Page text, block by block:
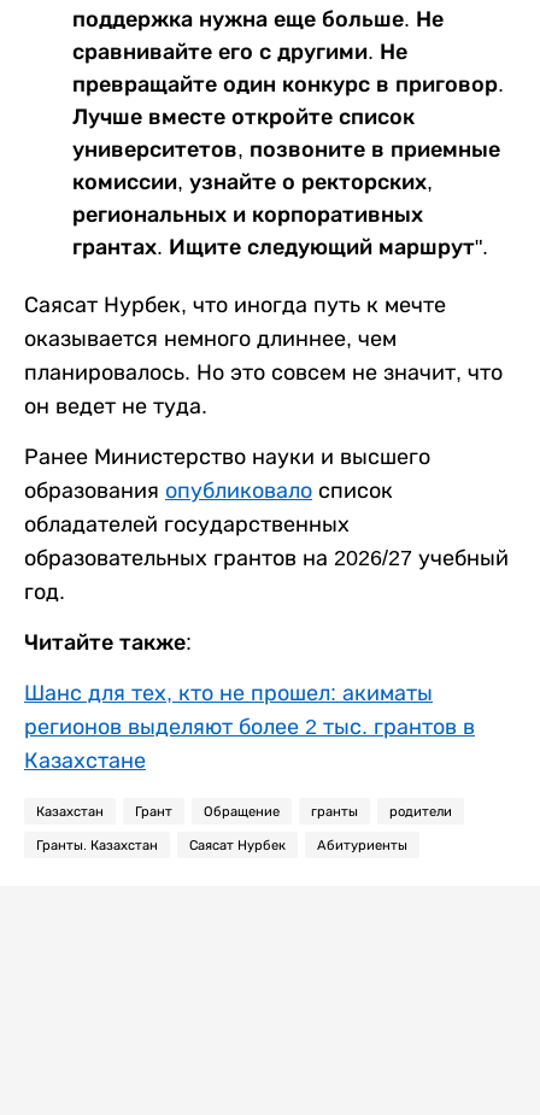
поддержка нужна еще больше. Не
сравнивайте его с другими. Не
превращайте один конкурс в приговор.
Лучше вместе откройте список
университетов, позвоните в приемные
комиссии, узнайте о ректорских,
региональных и корпоративных
грантах. Ищите следующий маршрут".
Саясат Нурбек, что иногда путь к мечте
оказывается немного длиннее, чем
планировалось. Но это совсем не значит, что
он ведет не туда.
Ранее Министерство науки и высшего
образования опубликовало список
обладателей государственных
образовательных грантов на 2026/27 учебный
год.
Читайте также:
Шанс для тех, кто не прошел: акиматы
регионов выделяют более 2 тыс. грантов в
Казахстане
Казахстан Грант Обращение гранты родители
Гранты. Казахстан Саясат Нурбек Абитуриенты